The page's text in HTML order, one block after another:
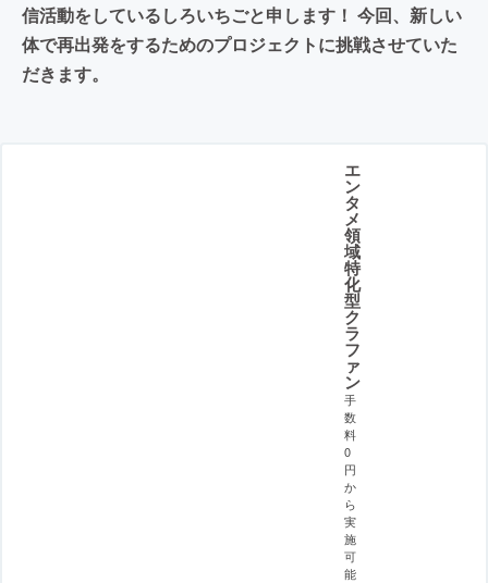
信活動をしているしろいちごと申します！ 今回、新しい
体で再出発をするためのプロジェクトに挑戦させていた
だきます。
エ
ン
タ
メ
領
域
特
化
型
ク
ラ
フ
ァ
ン
手
数
料
0
円
か
ら
実
施
可
能